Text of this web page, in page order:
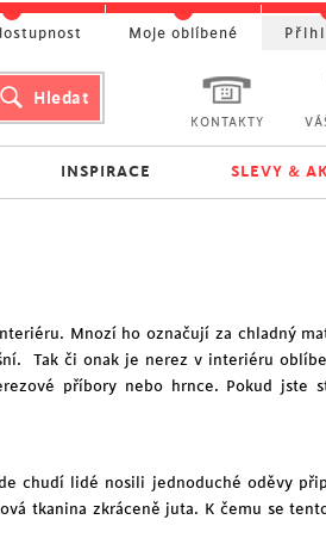
Mnozí ho označují za chladný
Tak či onak je nerez v interiéru
příbory nebo hrnce. Pokud jste
chudí lidé nosili jednoduché oděvy
tkanina zkráceně juta. K čemu se
KONTAKTY
INSPIRACE SLEVY &
Moje oblíbené